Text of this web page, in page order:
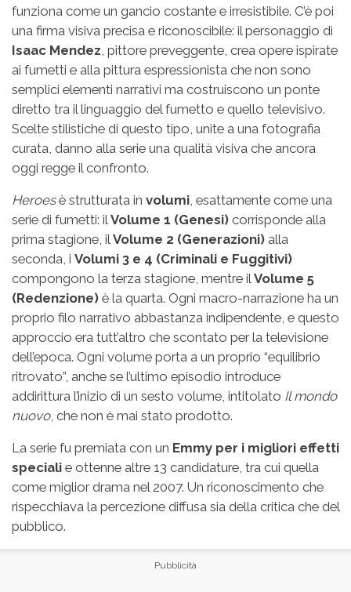
funziona come un gancio costante e irresistibile. C’è poi
una firma visiva precisa e riconoscibile: il personaggio di
Isaac Mendez, pittore preveggente, crea opere ispirate
ai fumetti e alla pittura espressionista che non sono
semplici elementi narrativi ma costruiscono un ponte
diretto tra il linguaggio del fumetto e quello televisivo.
Scelte stilistiche di questo tipo, unite a una fotografia
curata, danno alla serie una qualità visiva che ancora
oggi regge il confronto.
Heroesè strutturata in volumi, esattamente come una
serie di fumetti: ilVolume 1 (Genesi) corrisponde alla
prima stagione, ilVolume 2 (Generazioni) alla
seconda, i Volumi 3 e 4 (Criminali e Fuggitivi)
compongono la terza stagione, mentre ilVolume 5
(Redenzione) è la quarta. Ogni macro-narrazione ha un
proprio filo narrativo abbastanza indipendente, e questo
approccio era tutt’altro che scontato per la televisione
dell’epoca. Ogni volume porta a un proprio “equilibrio
ritrovato”, anche se l’ultimo episodio introduce
addirittura l’inizio di un sesto volume, intitolato Il mondo
nuovo, che non è mai stato prodotto.
La serie fu premiata con un Emmy per i migliori effetti
speciali e ottenne altre 13 candidature, tra cui quella
come miglior drama nel 2007. Un riconoscimento che
rispecchiava la percezione diffusa sia della critica che del
pubblico.